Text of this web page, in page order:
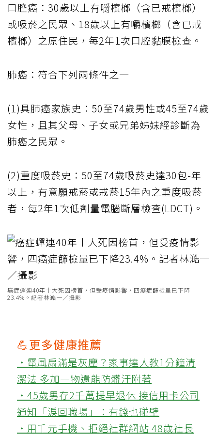
口腔癌：30歲以上有嚼檳榔（含已戒檳榔）
或吸菸之民眾、18歲以上有嚼檳榔（含已戒
檳榔）之原住民，每2年1次口腔黏膜檢查。
肺癌：符合下列兩條件之一
(1)具肺癌家族史：50至74歲男性或45至74歲
女性，且其父母、子女或兄弟姊妹經診斷為
肺癌之民眾。
(2)重度吸菸史：50至74歲吸菸史達30包-年
以上，有意願戒菸或戒菸15年內之重度吸菸
者，每2年1次低劑量電腦斷層檢查(LDCT)。
癌症蟬連40年十大死因榜首，但受疫情影響，四癌症篩檢量已下降
23.4%。記者林澔一／攝影
💪更多健康推薦
‧電風扇滿是灰塵？家事達人教1分鐘清
潔法 多加一物還能防髒汙附著
‧45歲男存2千萬提早退休 接信用卡公司
通知「淚回職場」：有錢也碰壁
‧用千元手機、拒絕社群網站 48歲社長